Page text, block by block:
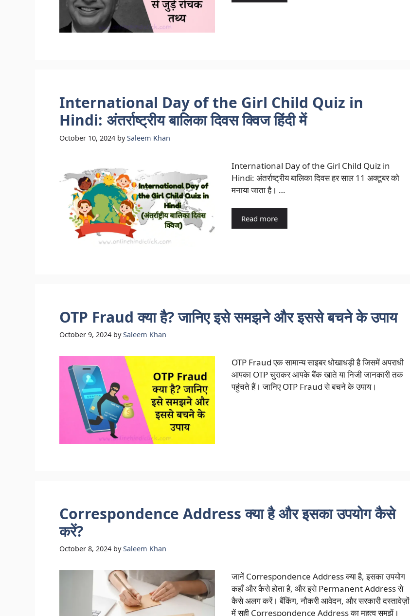
International Day of the Girl Child Quiz in
Hindi: अंतर्राष्ट्रीय बालिका दिवस क्विज हिंदी में
October 10, 2024 bySaleem Khan
International Day of the Girl Child Quiz in
Hindi: अंतर्राष्ट्रीय बालिका दिवस हर साल 11 अक्टूबर को
मनाया जाता है। …
Read more
OTP Fraud क्या है? जानिए इसे समझने और इससे बचने के उपाय
October 9, 2024 bySaleem Khan
OTP Fraud एक सामान्य साइबर धोखाधड़ी है जिसमें अपराधी
आपका OTP चुराकर आपके बैंक खाते या निजी जानकारी तक
पहुंचते हैं। जानिए OTP Fraud से बचने के उपाय।
Correspondence Address क्या है और इसका उपयोग कैसे
करें?
October 8, 2024 bySaleem Khan
जानें Correspondence Address क्या है, इसका उपयोग
कहाँ और कैसे होता है, और इसे Permanent Address से
कैसे अलग करें। बैंकिंग, नौकरी आवेदन, और सरकारी दस्तावेज़ों
में सही Correspondence Address का महत्व समझें।